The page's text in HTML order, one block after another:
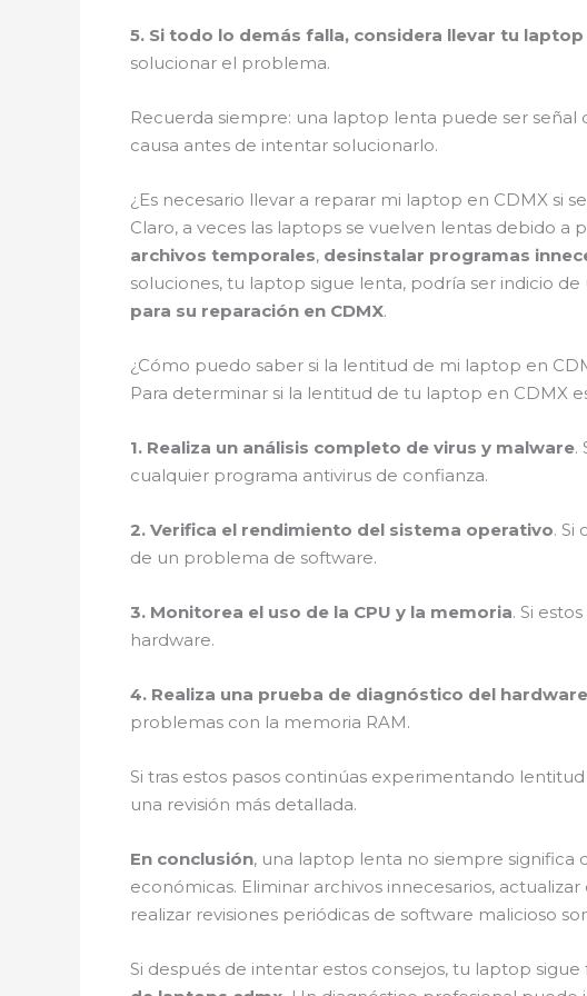
5. Si todo lo demás falla, considera llevar tu
solucionar el problema.
Recuerda siempre: una laptop lenta puede ser
causa antes de intentar solucionarlo.
¿Es necesario llevar a reparar mi laptop en CDMX si
Claro, a veces las laptops se vuelven lentas debido
archivos temporales, desinstalar programas
soluciones, tu laptop sigue lenta, podría ser indicio
para su reparación en CDMX.
¿Cómo puedo saber si la lentitud de mi laptop en
Para determinar si la lentitud de tu laptop en CDMX
1. Realiza un análisis completo de virus y malware.
cualquier programa antivirus de confianza.
2. Verifica el rendimiento del sistema operativo. Si
de un problema de software.
3. Monitorea el uso de la CPU y la memoria. Si
hardware.
4. Realiza una prueba de diagnóstico del hardware
problemas con la memoria RAM.
Si tras estos pasos continúas experimentando
una revisión más detallada.
En conclusión, una laptop lenta no siempre significa
económicas. Eliminar archivos innecesarios,
realizar revisiones periódicas de software malicioso
Si después de intentar estos consejos, tu laptop